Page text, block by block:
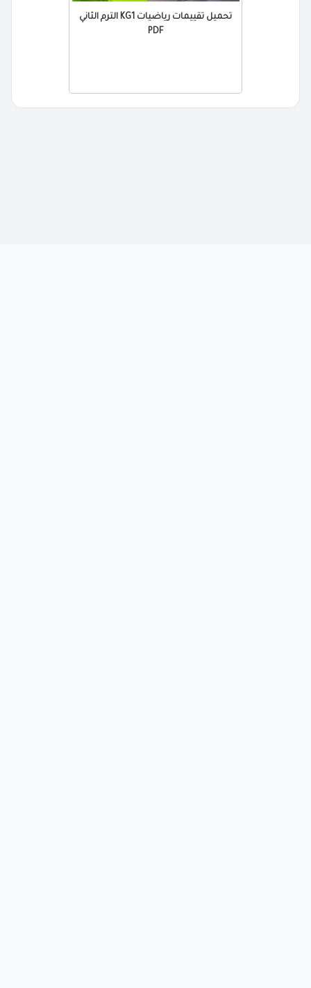
تحميل تقييمات رياضيات KG1 الترم الثاني
PDF